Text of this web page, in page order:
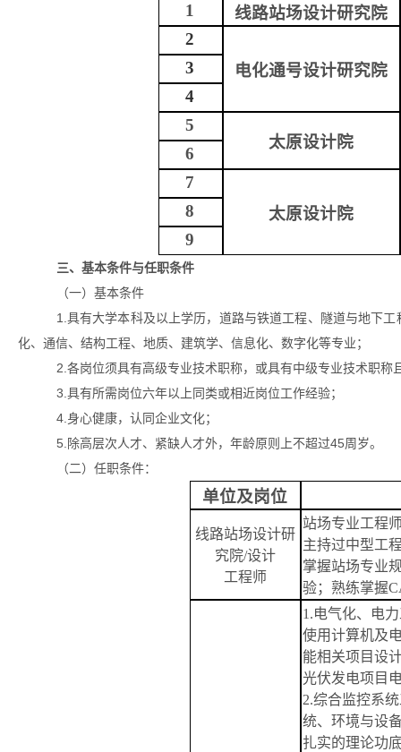
1
线路站场设计研究院
2
电化通号设计研究院
3
4
5
太原设计院
6
7
太原设计院
8
9
三、基本条件与任职条件
（一）基本条件
1.具有大学本科及以上学历，道路与铁道工程、隧道与地下
化、通信、结构工程、地质、建筑学、信息化、数字化等专业；
2.各岗位须具有高级专业技术职称，或具有中级专业技术职称
3.具有所需岗位六年以上同类或相近岗位工作经验；
4.身心健康，认同企业文化；
5.除高层次人才、紧缺人才外，年龄原则上不超过45周岁。
（二）任职条件：
单位及岗位
线路站场设计研
究院/设计
工程师
站场专业工程
主持过中型工
掌握站场专业
验；熟练掌握
1.电气化、电
使用计算机及
能相关项目设
光伏发电项目
2.综合监控系
统、环境与设
扎实的理论功